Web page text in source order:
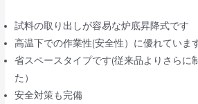
試料の取り出しが容易な炉底昇降式です
高温下での作業性(安全性）に優れていま
省スペースタイプです(従来品よりさらに
た）
安全対策も完備